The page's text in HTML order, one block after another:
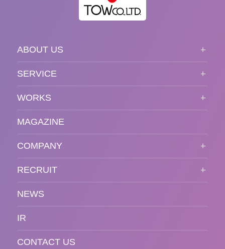
ABOUT US
PURPOSE
VISION
OUR DNA
SERVICE
STRONG POINT
BUSINESS DOMAIN
SOLUTION
WORKFLOW
WORKS
オンラインイベント
SNSプロモーション
プラットフォーム販
デジタル制作・映像
制作
PR
カンファレンス・展示会・アワ
ESPORTS・ゲームプロモーシ
MAGAZINE
COMPANY
COMPANY INFORMATION
MESSAGE
OFFICER
ACCESS
ORGANIZATION CHART
RECRUIT
新卒採用
キャリア採用
NEWS
IR
CONTACT US